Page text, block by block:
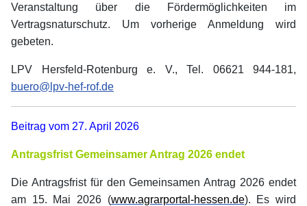
Veranstaltung über die Fördermöglichkeiten im
Vertragsnaturschutz. Um vorherige Anmeldung wird
gebeten.
LPV Hersfeld-Rotenburg e. V., Tel. 06621 944-181,
buero@lpv-hef-rof.de
Beitrag vom 27. April 2026
Antragsfrist Gemeinsamer Antrag 2026 endet
Die Antragsfrist für den Gemeinsamen Antrag 2026 endet
am 15. Mai 2026 (www.agrarportal-hessen.de). Es wird